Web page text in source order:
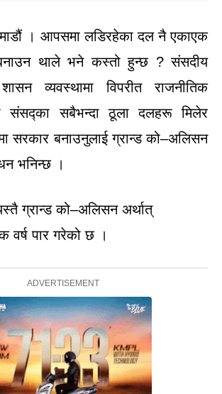
। आपसमा लडिरहेका दल नै एकाएक
थाले भने कस्तो हुन्छ ? संसदीय
व्यवस्थामा विपरीत राजनीतिक
संसद्का सबैभन्दा ठूला दलहरू मिलेर
सरकार बनाउनुलाई ग्रान्ड को–अलिसन
भनिन्छ ।
ग्रान्ड को–अलिसन अर्थात्
वर्ष पार गरेको छ ।